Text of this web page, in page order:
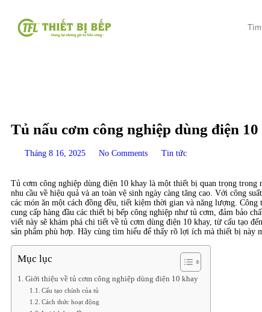
Tủ nấu cơm công nghiệp dùng điện
Tháng 8 16, 2025 No Comments Tin tức
Tủ cơm công nghiệp dùng điện 10 khay là một thiết bị quan trọng
nhu cầu về hiệu quả và an toàn vệ sinh ngày càng tăng cao. Với công
các món ăn một cách đồng đều, tiết kiệm thời gian và năng lượng.
cung cấp hàng đầu các thiết bị bếp công nghiệp như tủ cơm, đảm bảo
viết này sẽ khám phá chi tiết về tủ cơm dùng điện 10 khay, từ cấu tạo
sản phẩm phù hợp. Hãy cùng tìm hiểu để thấy rõ lợi ích mà thiết bị này
Mục lục
Giới thiệu về tủ cơm công nghiệp dùng điện 10 khay
Cấu tạo chính của tủ
Cách thức hoạt động